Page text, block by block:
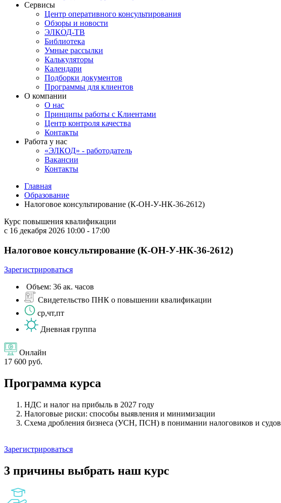
Сервисы
Центр оперативного консультирования
Обзоры и новости
ЭЛКОД-ТВ
Библиотека
Умные рассылки
Калькуляторы
Календари
Подборки документов
Программы для клиентов
О компании
О нас
Принципы работы с Клиентами
Центр контроля качества
Контакты
Работа у нас
«ЭЛКОД» - работодатель
Вакансии
Контакты
Главная
Образование
Налоговое консультирование (К-ОН-У-НК-36-2612)
Курс повышения квалификации
с 16 декабря 2026 10:00 - 17:00
Налоговое консультирование (К-ОН-У-НК-36-2612)
Зарегистрироваться
Объем: 36 ак. часов
Свидетельство ПНК о повышении квалификации
ср,чт,пт
Дневная группа
Онлайн
17 600 руб.
Программа курса
НДС и налог на прибыль в 2027 году
Налоговые риски: способы выявления и минимизации
Схема дробления бизнеса (УСН, ПСН) в понимании налоговиков и судов
Зарегистрироваться
3 причины выбрать наш курс